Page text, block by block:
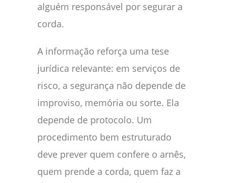
alguém responsável por segurar a
corda.
A informação reforça uma tese
jurídica relevante: em serviços de
risco, a segurança não depende de
improviso, memória ou sorte. Ela
depende de protocolo. Um
procedimento bem estruturado
deve prever quem confere o arnês,
quem prende a corda, quem faz a